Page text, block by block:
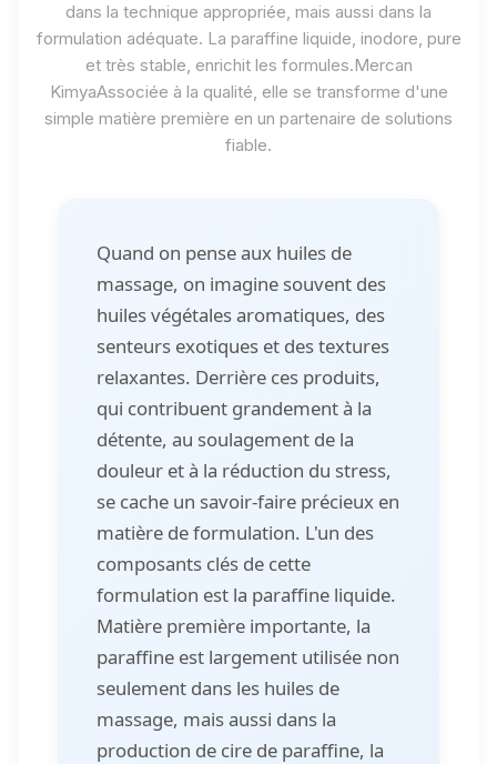
dans la technique appropriée, mais aussi dans la
formulation adéquate. La paraffine liquide, inodore, pure
et très stable, enrichit les formules.Mercan
KimyaAssociée à la qualité, elle se transforme d'une
simple matière première en un partenaire de solutions
fiable.
Quand on pense aux huiles de
massage, on imagine souvent des
huiles végétales aromatiques, des
senteurs exotiques et des textures
relaxantes. Derrière ces produits,
qui contribuent grandement à la
détente, au soulagement de la
douleur et à la réduction du stress,
se cache un savoir-faire précieux en
matière de formulation. L'un des
composants clés de cette
formulation est la paraffine liquide.
Matière première importante, la
paraffine est largement utilisée non
seulement dans les huiles de
massage, mais aussi dans la
production de cire de paraffine, la